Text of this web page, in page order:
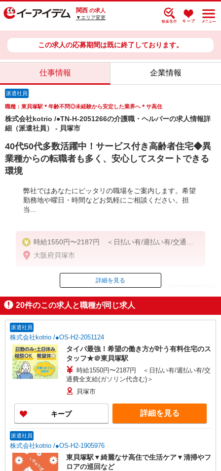
関西 の求人
▼エリア変更
この求人の応募期間は既に終了しております。
仕事情報 企業情報
派遣社員
職種：東貝塚駅＊年齢不問◎未経験から安定した業界へ＊サ高住
株式会社kotrio /●TN-H-2051266の介護職・ヘルパーの求人情報詳
細（派遣社員） - 貝塚市
40代50代多数活躍中！サービス付き高齢者住宅◆異
業種からの転職者も多く、安心してスタートできる
環境
弊社ではあなたにピッタリの職場をご案内します。希望
勤務地や曜日・時間などお気軽にご相談ください。担
当...
時給1550円〜2187円 ＜日払い有/週払い有/交通費
全支給(ガソリン代含む)＞
大阪府貝塚市
ID：AE0708991289
掲載期間終了
詳細を見る
20件のこの求人と職種が同じ求人
派遣社員
株式会社kotrio /●OS-H2-2051124
タイパ最強！希望の働き方が叶う有料住宅のス
タッフ★＠東貝塚駅
時給1550円〜2187円 ＜日払い有/週払い有/交
通費全支給(ガソリン代含む)＞
貝塚市
キープ 詳細を見る
派遣社員
株式会社kotrio /●OS-H2-1905976
東貝塚駅▼綺麗なサ高住で生活ケア▼清掃やフ
ロアの巡回など